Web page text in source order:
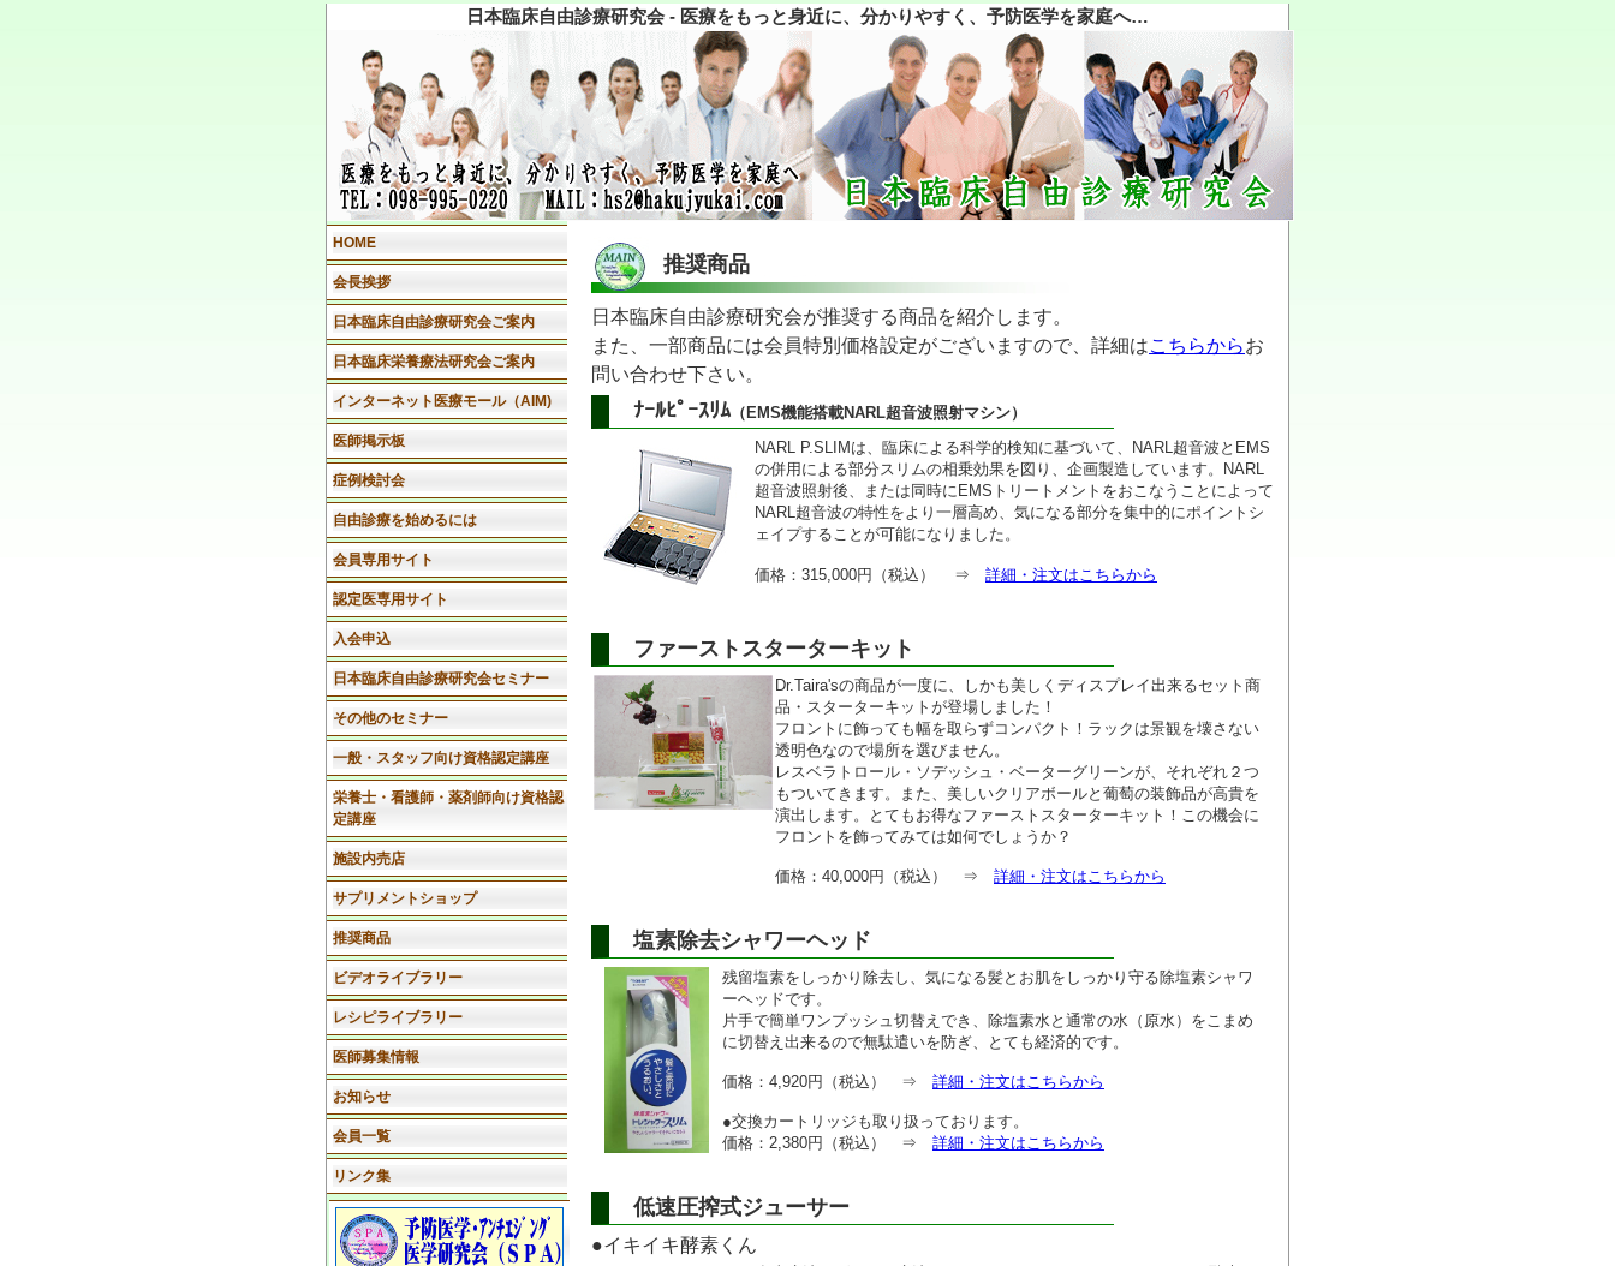
日本臨床自由診療研究会 - 医療をもっと身近に、分かりやすく、予防医学を家庭へ…
推奨商品
日本臨床自由診療研究会が推奨する商品を紹介します。
また、一部商品には会員特別価格設定がございますので、詳細はこちらからお
問い合わせ下さい。
ﾅｰﾙﾋﾟｰｽﾘﾑ （EMS機能搭載NARL超音波照射マシン）
NARL P.SLIMは、臨床による科学的検知に基づいて、NARL超音波とEMS
の併用による部分スリムの相乗効果を図り、企画製造しています。NARL
超音波照射後、または同時にEMSトリートメントをおこなうことによって
NARL超音波の特性をより一層高め、気になる部分を集中的にポイントシ
ェイプすることが可能になりました。
価格：315,000円（税込） ⇒ 詳細・注文はこちらから
ファーストスターターキット
Dr.Taira'sの商品が一度に、しかも美しくディスプレイ出来るセット商
品・スターターキットが登場しました！
フロントに飾っても幅を取らずコンパクト！ラックは景観を壊さない
透明色なので場所を選びません。
レスベラトロール・ソデッシュ・ベーターグリーンが、それぞれ２つ
もついてきます。また、美しいクリアボールと葡萄の装飾品が高貴を
演出します。とてもお得なファーストスターターキット！この機会に
フロントを飾ってみては如何でしょうか？
価格：40,000円（税込） ⇒ 詳細・注文はこちらから
塩素除去シャワーヘッド
残留塩素をしっかり除去し、気になる髪とお肌をしっかり守る除塩素シャワ
ーヘッドです。
片手で簡単ワンプッシュ切替えでき、除塩素水と通常の水（原水）をこまめ
に切替え出来るので無駄遣いを防ぎ、とても経済的です。
価格：4,920円（税込） ⇒ 詳細・注文はこちらから
●交換カートリッジも取り扱っております。
価格：2,380円（税込） ⇒ 詳細・注文はこちらから
低速圧搾式ジューサー
●イキイキ酵素くん
HOME
会長挨拶
日本臨床自由診療研究会ご案内
日本臨床栄養療法研究会ご案内
インターネット医療モール（AIM)
医師掲示板
症例検討会
自由診療を始めるには
会員専用サイト
認定医専用サイト
入会申込
日本臨床自由診療研究会セミナー
その他のセミナー
一般・スタッフ向け資格認定講座
栄養士・看護師・薬剤師向け資格認
定講座
施設内売店
サプリメントショップ
推奨商品
ビデオライブラリー
レシピライブラリー
医師募集情報
お知らせ
会員一覧
リンク集